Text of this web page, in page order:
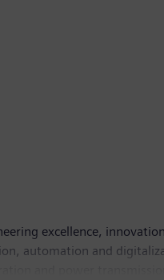
excellence,
automation and